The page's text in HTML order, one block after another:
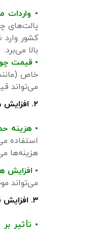
• واردات
پالت‌های
کشور وارد
بالا می‌برد.
• قیمت
خاص
می‌تواند
۲. افزایش هزینه‌های حمل و نقل و گمرک
• هزینه
استفاده
هزینه‌ها
• افزایش
می‌تواند
۳. افزایش قیمت ماشین‌آلات و تجهیزات تولید
• تأثیر